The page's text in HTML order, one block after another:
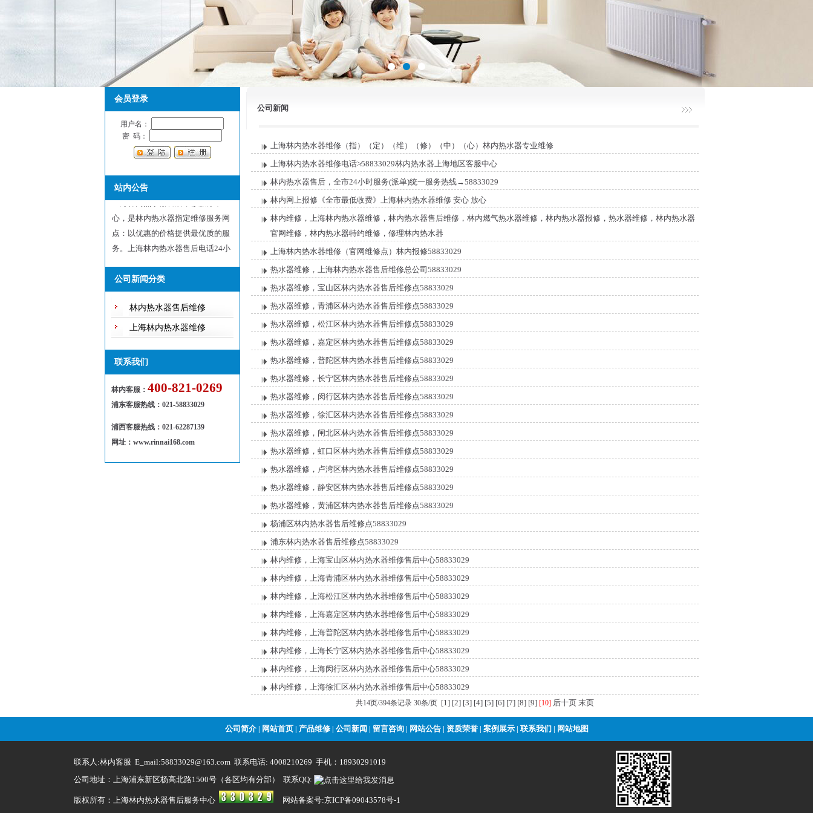
会员登录
用户名：
密 码：
站内公告
上海林内热水器售后维修服务中
心，是林内热水器指定维修服务网
点：以优惠的价格提供最优质的服
务。上海林内热水器售后电话24小
不休息，保证用户随叫随到，随到
随修欢迎来电！
公司新闻分类
林内热水器售后维修
上海林内热水器维修
联系我们
林内客服： 400-821-0269
浦东客服热线： 021-58833029
浦西客服热线：021-62287139
网址：www.rinnai168.com
公司新闻
上海林内热水器维修（指）（定）（维）（修）（中）（心）林内热水器专业维修
上海林内热水器维修电话≯58833029林内热水器上海地区客服中心
林内热水器售后，全市24小时服务(派单)统一服务热线→58833029
林内网上报修《全市最低收费》上海林内热水器维修 安心 放心
林内维修，上海林内热水器维修，林内热水器售后维修，林内燃气热水器维修，林内热水器报修，热水器维修，林内热水器
官网维修，林内热水器特约维修，修理林内热水器
上海林内热水器维修（官网维修点）林内报修58833029
热水器维修，上海林内热水器售后维修总公司58833029
热水器维修，宝山区林内热水器售后维修点58833029
热水器维修，青浦区林内热水器售后维修点58833029
热水器维修，松江区林内热水器售后维修点58833029
热水器维修，嘉定区林内热水器售后维修点58833029
热水器维修，普陀区林内热水器售后维修点58833029
热水器维修，长宁区林内热水器售后维修点58833029
热水器维修，闵行区林内热水器售后维修点58833029
热水器维修，徐汇区林内热水器售后维修点58833029
热水器维修，闸北区林内热水器售后维修点58833029
热水器维修，虹口区林内热水器售后维修点58833029
热水器维修，卢湾区林内热水器售后维修点58833029
热水器维修，静安区林内热水器售后维修点58833029
热水器维修，黄浦区林内热水器售后维修点58833029
杨浦区林内热水器售后维修点58833029
浦东林内热水器售后维修点58833029
林内维修，上海宝山区林内热水器维修售后中心58833029
林内维修，上海青浦区林内热水器维修售后中心58833029
林内维修，上海松江区林内热水器维修售后中心58833029
林内维修，上海嘉定区林内热水器维修售后中心58833029
林内维修，上海普陀区林内热水器维修售后中心58833029
林内维修，上海长宁区林内热水器维修售后中心58833029
林内维修，上海闵行区林内热水器维修售后中心58833029
林内维修，上海徐汇区林内热水器维修售后中心58833029
共14页/394条记录 30条/页 [1] [2] [3] [4] [5] [6] [7] [8] [9] [10] 后十页 末页
公司简介| 网站首页 产品维修| 公司新闻 留言咨询 网站公告| 资质荣誉| 案例展示| 联系我们 网站地图
联系人:林内客服 E_mail:58833029@163.com 联系电话: 4008210269 手机：18930291019
公司地址：上海浦东新区杨高北路1500号（各区均有分部） 联系QQ:
版权所有：上海林内热水器售后服务中心 网站备案号:京ICP备09043578号-1